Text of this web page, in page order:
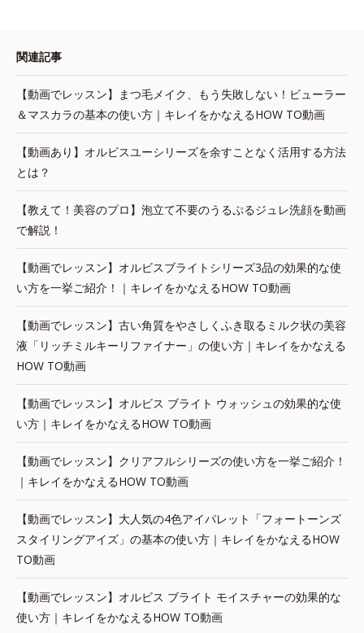
関連記事
【動画でレッスン】まつ毛メイク、もう失敗しない！ビューラー
＆マスカラの基本の使い方｜キレイをかなえるHOW TO動画
【動画あり】オルビスユーシリーズを余すことなく活用する方法
とは？
【教えて！美容のプロ】泡立て不要のうるぷるジュレ洗顔を動画
で解説！
【動画でレッスン】オルビスブライトシリーズ3品の効果的な使
い方を一挙ご紹介！｜キレイをかなえるHOW TO動画
【動画でレッスン】古い角質をやさしくふき取るミルク状の美容
液「リッチミルキーリファイナー」の使い方｜キレイをかなえる
HOW TO動画
【動画でレッスン】オルビス ブライト ウォッシュの効果的な使
い方｜キレイをかなえるHOW TO動画
【動画でレッスン】クリアフルシリーズの使い方を一挙ご紹介！
｜キレイをかなえるHOW TO動画
【動画でレッスン】大人気の4色アイパレット「フォートーンズ
スタイリングアイズ」の基本の使い方｜キレイをかなえるHOW
TO動画
【動画でレッスン】オルビス ブライト モイスチャーの効果的な
使い方｜キレイをかなえるHOW TO動画